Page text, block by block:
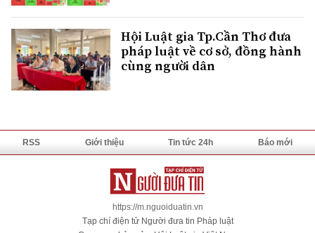
Hội Luật gia Tp.Cần Thơ đưa
pháp luật về cơ sở, đồng hành
cùng người dân
RSS Giới thiệu Tin tức 24h Báo mới
https://m.nguoiduatin.vn
Tạp chí điện tử Người đưa tin Pháp luật